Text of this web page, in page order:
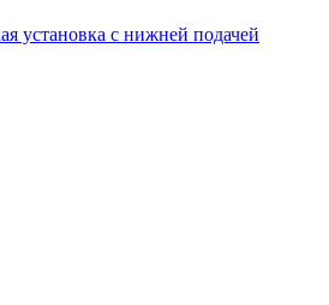
установка с нижней подачей